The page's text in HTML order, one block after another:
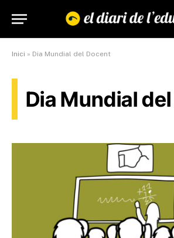
Inici » Dia Mundial del Docent
Dia Mundial